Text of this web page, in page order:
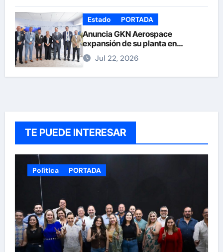
Estado PORTADA
Anuncia GKN Aerospace
expansión de su planta en
Chihuahua
Jul 22, 2026
TE PUEDE INTERESAR
Política PORTADA